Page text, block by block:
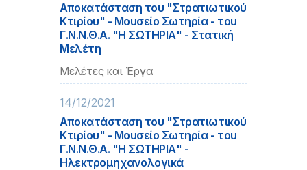
Αποκατάσταση του "Στρατιωτικού
Κτιρίου" - Μουσείο Σωτηρία - του
Γ.Ν.Ν.Θ.Α. "Η ΣΩΤΗΡΙΑ" - Στατική
Μελέτη
Μελέτες και Έργα
14/12/2021
Αποκατάσταση του "Στρατιωτικού
Κτιρίου" - Μουσείο Σωτηρία - του
Γ.Ν.Ν.Θ.Α. "Η ΣΩΤΗΡΙΑ" -
Ηλεκτρομηχανολογικά